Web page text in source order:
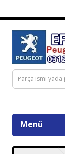
Menü